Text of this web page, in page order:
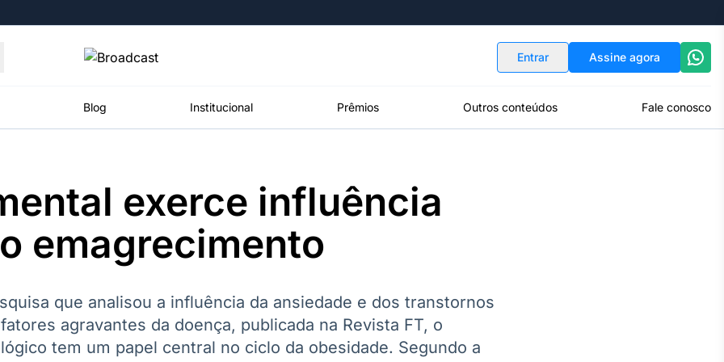
Entrar Assine agora
Blog Institucional Prêmios Outros conteúdos Fale conosco
Político
Os bastidores da
Energia
O setor de
White Label
Plataforma para
Broadcast
Broadcast
Broadcast
Broadcast
exerce influência
emagrecimento
que analisou a influência da ansiedade e dos transtornos
agravantes da doença, publicada na Revista FT, o
tem um papel central no ciclo da obesidade. Segundo a